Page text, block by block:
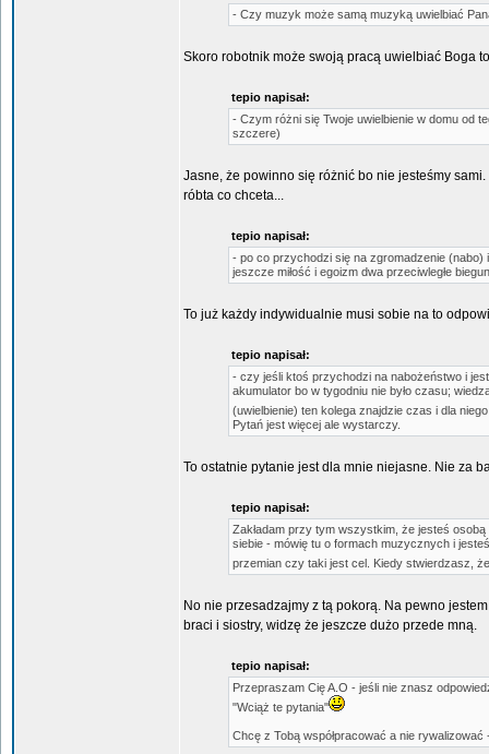
- Czy muzyk może samą muzyką uwielbiać
Skoro robotnik może swoją pracą uwielbiać Boga
tepio napisał:
- Czym różni się Twoje uwielbienie w domu od
szczere)
Jasne, że powinno się różnić bo nie jesteśmy
róbta co chceta...
tepio napisał:
- po co przychodzi się na zgromadzenie (nabo)
jeszcze miłość i egoizm dwa przeciwległe
To już każdy indywidualnie musi sobie na to
tepio napisał:
- czy jeśli ktoś przychodzi na nabożeństwo i
akumulator bo w tygodniu nie było czasu;
(uwielbienie) ten kolega znajdzie czas i dla
Pytań jest więcej ale wystarczy.
To ostatnie pytanie jest dla mnie niejasne. Nie za
tepio napisał:
Zakładam przy tym wszystkim, że jesteś
siebie - mówię tu o formach muzycznych i
przemian czy taki jest cel. Kiedy stwierdzasz,
No nie przesadzajmy z tą pokorą. Na pewno
braci i siostry, widzę że jeszcze dużo przede mną.
tepio napisał:
Przepraszam Cię A.O - jeśli nie znasz
"Wciąż te pytania"
Chcę z Tobą współpracować a nie rywalizować